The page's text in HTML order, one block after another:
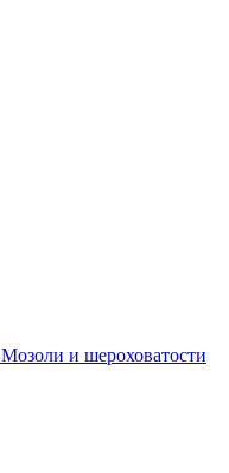
Мозоли и шероховатости